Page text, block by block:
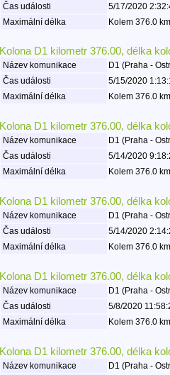
Čas události
5/17/2020
Maximální délka
Kolem 376.0
Kolona D1 kilometr 376.00, délka
Název komunikace D1 (Praha -
Čas události
5/15/2020
Maximální délka
Kolem 376.0
Kolona D1 kilometr 376.00, délka
Název komunikace D1 (Praha -
Čas události
5/14/2020
Maximální délka
Kolem 376.0
Kolona D1 kilometr 376.00, délka
Název komunikace D1 (Praha -
Čas události
5/14/2020
Maximální délka
Kolem 376.0
Kolona D1 kilometr 376.00, délka
Název komunikace D1 (Praha -
Čas události
5/8/2020
Maximální délka
Kolem 376.0
Kolona D1 kilometr 376.00, délka
Název komunikace D1 (Praha -